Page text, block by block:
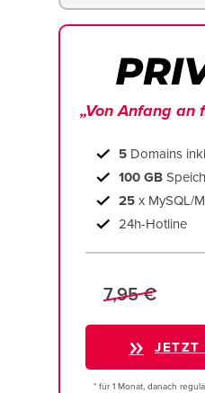
„Von Anfang an
5 Domains
100 GB
25 x MySQL/
24h-Hotline
7,95 €
JETZT
* für 1 Monat, danach